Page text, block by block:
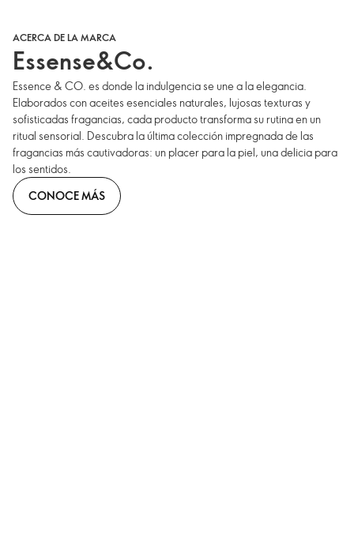
ACERCA DE LA MARCA
Essense&Co.
Essence & CO. es donde la indulgencia se une a la elegancia.
Elaborados con aceites esenciales naturales, lujosas texturas y
sofisticadas fragancias, cada producto transforma su rutina en un
ritual sensorial. Descubra la última colección impregnada de las
fragancias más cautivadoras: un placer para la piel, una delicia para
los sentidos.
CONOCE MÁS